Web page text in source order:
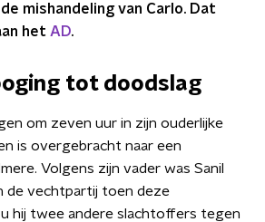
mishandeling van Carlo. Dat
het AD.
tot doodslag
om zeven uur in zijn ouderlijke
is overgebracht naar een
Volgens zijn vader was Sanil
de vechtpartij toen deze
hij twee andere slachtoffers tegen